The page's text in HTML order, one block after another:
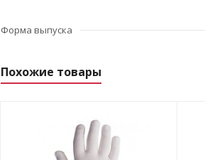
Форма выпуска
Похожие товары